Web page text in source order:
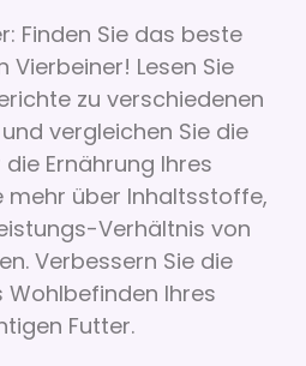
Finden Sie das beste
Lesen Sie
zu verschiedenen
vergleichen Sie die
Ernährung Ihres
mehr über Inhaltsstoffe,
Verhältnis von
Verbessern Sie die
Ihres
Futter.